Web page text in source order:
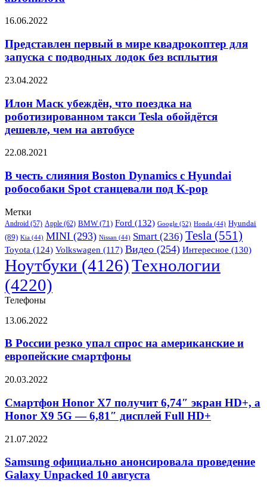
фунтов
капитал
стороне
для
развития
автопилота
Представлен
в
мире
квадрокоптер
запуска
подводных
лодок
без
всплытия
16.06.2022
Представлен первый в мире квадрокоптер для
запуска с подводных лодок без всплытия
Илон
убеждён,
что
поездка
на
такси
обойдётся
дешевле,
чем
на
автобусе
23.04.2022
Илон Маск убеждён, что поездка на
роботизированном такси Tesla обойдётся
дешевле, чем на автобусе
В
слияния
Boston
Dynamics
Hyundai
робособаки
Spot
станцевали
под
K-
pop
22.08.2021
В честь слияния Boston Dynamics с Hyundai
робособаки Spot станцевали под K-pop
Метки
Android (57) Apple (62) BMW (71) Ford (132) Google (52) Honda (44) Hyundai
(89) Kia (44) MINI (293) Nissan (44) Smart (236) Tesla (551)
Toyota (124) Volkswagen (117) Видео (254) Интересное (130)
Ноутбуки (4126)Технологии
(4220)
Телефоны
В
резко
спрос
американские
европейские
смартфоны
13.06.2022
В России резко упал спрос на американские и
европейские смартфоны
Смартфон
X7
получит
6,74″
HD+,
Honor
X9
20.03.2022
Смартфон Honor X7 получит 6,74″ экран HD+, а
Honor X9 5G — 6,81″ дисплей Full HD+
Samsung
анонсировала
проведение
Galaxy
21.07.2022
Samsung официально анонсировала проведение
Galaxy Unpacked 10 августа